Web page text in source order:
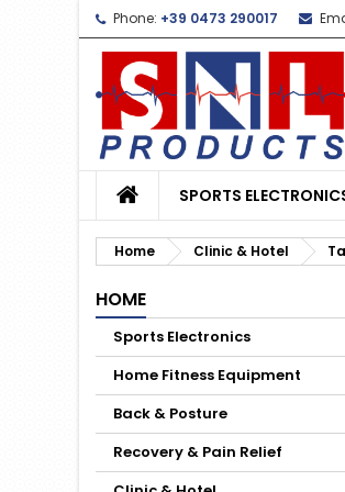
Phone: +39 0473 290017
SPORTS
Home Clinic & Hotel
HOME
Sports Electronics
Home Fitness Equipment
Back & Posture
Recovery & Pain Relief